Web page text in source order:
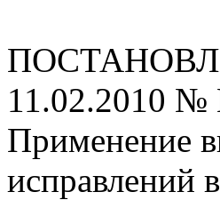
11.02.2010
Применение
исправлений